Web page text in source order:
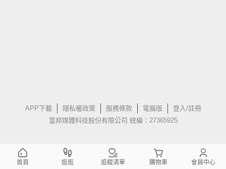
APP下載 隱私權政策 服務條款 電腦版
登入/註冊
富邦媒體科技股份有限公司 統編：27365925
首頁 逛逛 追蹤清單 購物車 會員中心